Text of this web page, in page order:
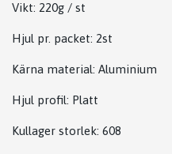
Vikt: 220g / st
Hjul pr. packet: 2st
Kärna material: Aluminium
Hjul profil: Platt
Kullager storlek: 608